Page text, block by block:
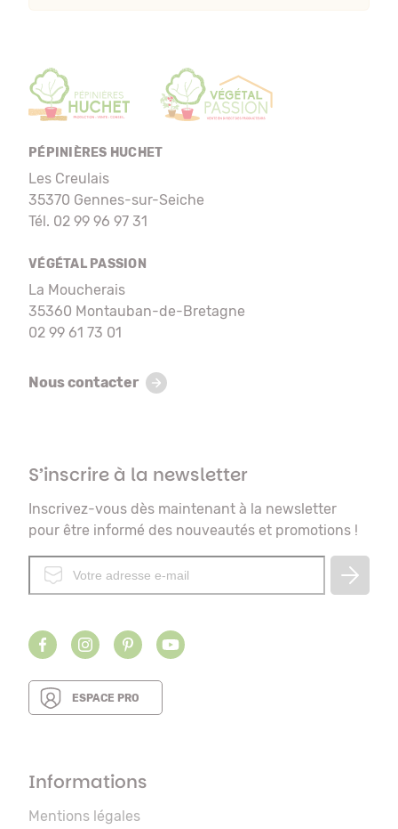
PÉPINIÈRES HUCHET
Les Creulais
35370 Gennes-sur-Seiche
Tél. 02 99 96 97 31
VÉGÉTAL PASSION
La Moucherais
35360 Montauban-de-Bretagne
02 99 61 73 01
Nous contacter
S’inscrire à la newsletter
Inscrivez-vous dès maintenant à la newsletter
pour être informé des nouveautés et promotions !
ESPACE PRO
Informations
Mentions légales